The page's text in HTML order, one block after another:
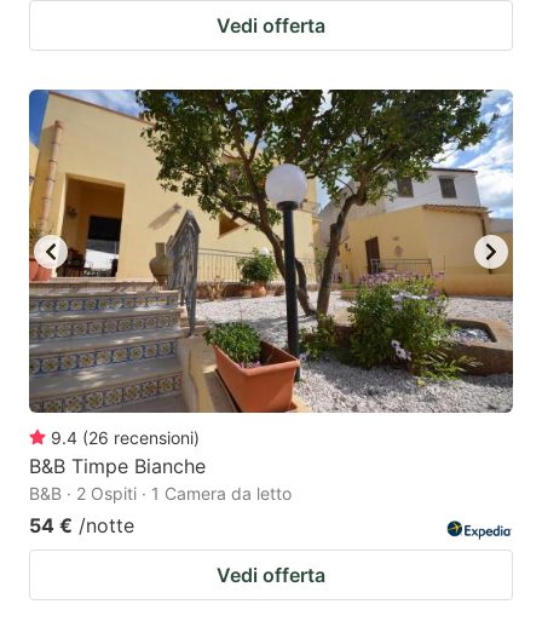
Vedi offerta
9.4 (26 recensioni)
B&B Timpe Bianche
B&B · 2 Ospiti · 1 Camera da letto
54 € /notte
Vedi offerta